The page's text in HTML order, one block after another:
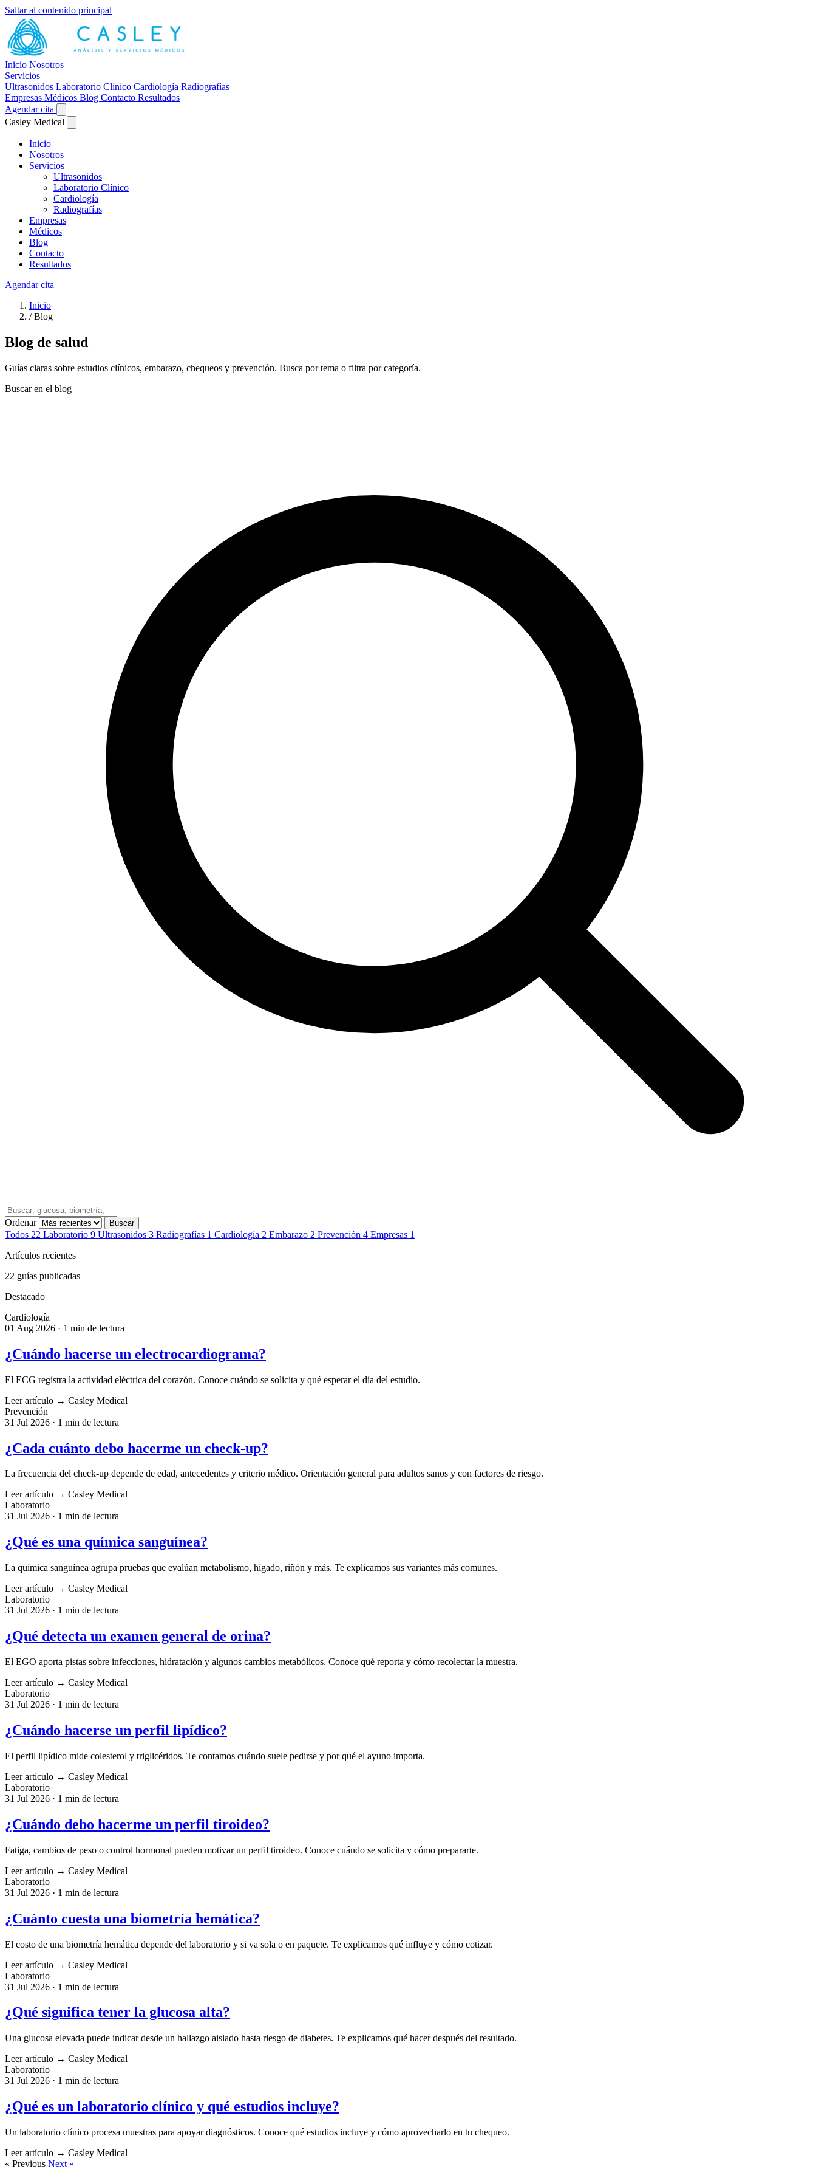
Saltar al contenido principal
Inicio Nosotros
Servicios
Ultrasonidos Laboratorio Clínico Cardiología Radiografías
Empresas Médicos Blog Contacto Resultados
Agendar cita
Casley Medical
Inicio
Nosotros
Servicios
Ultrasonidos
Laboratorio Clínico
Cardiología
Radiografías
Empresas
Médicos
Blog
Contacto
Resultados
Agendar cita
Inicio
/ Blog
Blog de salud
Guías claras sobre estudios clínicos, embarazo, chequeos y prevención. Busca por tema o filtra por categoría.
Buscar en el blog
Ordenar Buscar
Todos 22 Laboratorio 9 Ultrasonidos 3 Radiografías 1 Cardiología 2 Embarazo 2 Prevención 4 Empresas 1
Artículos recientes
22 guías publicadas
Destacado
Cardiología
01 Aug 2026 · 1 min de lectura
¿Cuándo hacerse un electrocardiograma?
El ECG registra la actividad eléctrica del corazón. Conoce cuándo se solicita y qué esperar el día del estudio.
Leer artículo → Casley Medical
Prevención
31 Jul 2026 · 1 min de lectura
¿Cada cuánto debo hacerme un check-up?
La frecuencia del check-up depende de edad, antecedentes y criterio médico. Orientación general para adultos sanos y con factores de riesgo.
Leer artículo → Casley Medical
Laboratorio
31 Jul 2026 · 1 min de lectura
¿Qué es una química sanguínea?
La química sanguínea agrupa pruebas que evalúan metabolismo, hígado, riñón y más. Te explicamos sus variantes más comunes.
Leer artículo → Casley Medical
Laboratorio
31 Jul 2026 · 1 min de lectura
¿Qué detecta un examen general de orina?
El EGO aporta pistas sobre infecciones, hidratación y algunos cambios metabólicos. Conoce qué reporta y cómo recolectar la muestra.
Leer artículo → Casley Medical
Laboratorio
31 Jul 2026 · 1 min de lectura
¿Cuándo hacerse un perfil lipídico?
El perfil lipídico mide colesterol y triglicéridos. Te contamos cuándo suele pedirse y por qué el ayuno importa.
Leer artículo → Casley Medical
Laboratorio
31 Jul 2026 · 1 min de lectura
¿Cuándo debo hacerme un perfil tiroideo?
Fatiga, cambios de peso o control hormonal pueden motivar un perfil tiroideo. Conoce cuándo se solicita y cómo prepararte.
Leer artículo → Casley Medical
Laboratorio
31 Jul 2026 · 1 min de lectura
¿Cuánto cuesta una biometría hemática?
El costo de una biometría hemática depende del laboratorio y si va sola o en paquete. Te explicamos qué influye y cómo cotizar.
Leer artículo → Casley Medical
Laboratorio
31 Jul 2026 · 1 min de lectura
¿Qué significa tener la glucosa alta?
Una glucosa elevada puede indicar desde un hallazgo aislado hasta riesgo de diabetes. Te explicamos qué hacer después del resultado.
Leer artículo → Casley Medical
Laboratorio
31 Jul 2026 · 1 min de lectura
¿Qué es un laboratorio clínico y qué estudios incluye?
Un laboratorio clínico procesa muestras para apoyar diagnósticos. Conoce qué estudios incluye y cómo aprovecharlo en tu chequeo.
Leer artículo → Casley Medical
« Previous Next »